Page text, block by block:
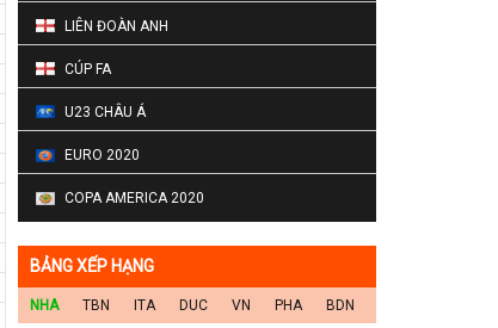
LIÊN ĐOÀN ANH
CÚP FA
U23 CHÂU Á
EURO 2020
COPA AMERICA 2020
BẢNG XẾP HẠNG
NHA TBN ITA DUC VN PHA BDN